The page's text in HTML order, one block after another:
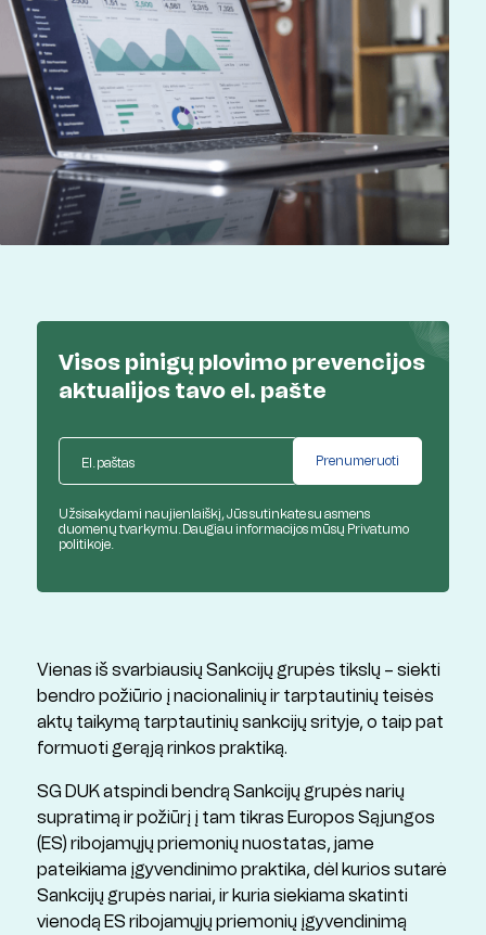
Visos pinigų plovimo prevencijos
aktualijostavo el. pašte
Užsisakydami naujienlaiškį, Jūs sutinkate su asmens
duomenų tvarkymu. Daugiau informacijos mūsų Privatumo
politikoje.
Vienas iš svarbiausių Sankcijų grupės tikslų – siekti
bendro požiūrio į nacionalinių ir tarptautinių teisės
aktų taikymą tarptautinių sankcijų srityje, o taip pat
formuoti gerąją rinkos praktiką.
SG DUK atspindi bendrą Sankcijų grupės narių
supratimą ir požiūrį į tam tikras Europos Sąjungos
(ES) ribojamųjų priemonių nuostatas, jame
pateikiama įgyvendinimo praktika, dėl kurios sutarė
Sankcijų grupės nariai, ir kuria siekiama skatinti
vienodą ES ribojamųjų priemonių įgyvendinimą